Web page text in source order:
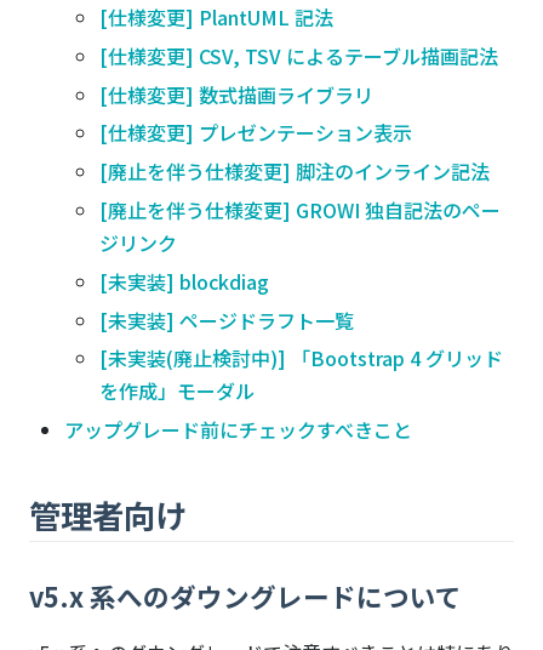
[仕様変更] PlantUML 記法
[仕様変更] CSV, TSV によるテーブル描画記法
[仕様変更] 数式描画ライブラリ
[仕様変更] プレゼンテーション表示
[廃止を伴う仕様変更] 脚注のインライン記法
[廃止を伴う仕様変更] GROWI 独自記法のペー
ジリンク
[未実装] blockdiag
[未実装] ページドラフト一覧
[未実装(廃止検討中)] 「Bootstrap 4 グリッド
を作成」モーダル
アップグレード前にチェックすべきこと
管理者向け
v5.x 系へのダウングレードについて